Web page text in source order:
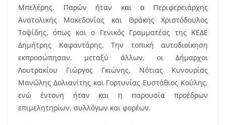
Μπελέρης. Παρών ήταν και ο Περιφερειάρχης
Ανατολικής Μακεδονίας και Θράκης Χριστόδουλος
Τοψίδης, όπως και ο Γενικός Γραμματέας της ΚΕΔΕ
Δημήτρης Καφαντάρης. Την τοπική αυτοδιοίκηση
εκπροσώπησαν, μεταξύ άλλων, οι Δήμαρχοι
Λουτρακίου Γιώργος Γκιώνης, Νότιας Κυνουρίας
Μανώλης Δολιανίτης και Γορτυνίας Ευστάθιος Κούλης,
ενώ έντονη ήταν και η παρουσία προέδρων
επιμελητηρίων, συλλόγων και φορέων.